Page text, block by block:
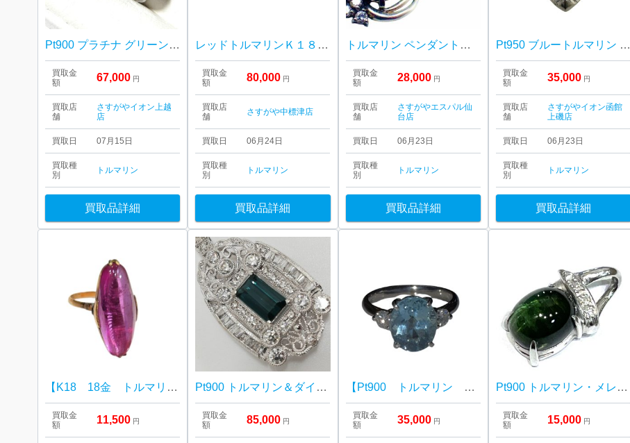
Pt900 プラチナ グリーントルマリン リング 指輪 アクセサリー
買取金
額
67,000 円
買取店
舗
さすがやイオン上越
店
買取日 07月15日
買取種
別
トルマリン
買取品詳細
レッドトルマリンＫ１８リング買い取りました さすがや中標津店
買取金
額
80,000 円
買取店
舗
さすがや中標津店
買取日 06月24日
買取種
別
トルマリン
買取品詳細
トルマリン ペンダントトップ
買取金
額
28,000 円
買取店
舗
さすがやエスパル仙
台店
買取日 06月23日
買取種
別
トルマリン
買取品詳細
Pt950 ブルートルマリン ネックレストップ【函館上磯店】
買取金
額
35,000 円
買取店
舗
さすがやイオン函館
上磯店
買取日 06月23日
買取種
別
トルマリン
買取品詳細
【K18 18金 トルマリン リング】の買取実績
買取金
額
11,500 円
Pt900 トルマリン＆ダイヤ ネックレストップ
買取金
額
85,000 円
【Pt900 トルマリン リング】の買取実績
買取金
額
35,000 円
Pt900 トルマリン・メレダイヤモンド付き ペンダントトップ アクセサリー
買取金
額
15,000 円